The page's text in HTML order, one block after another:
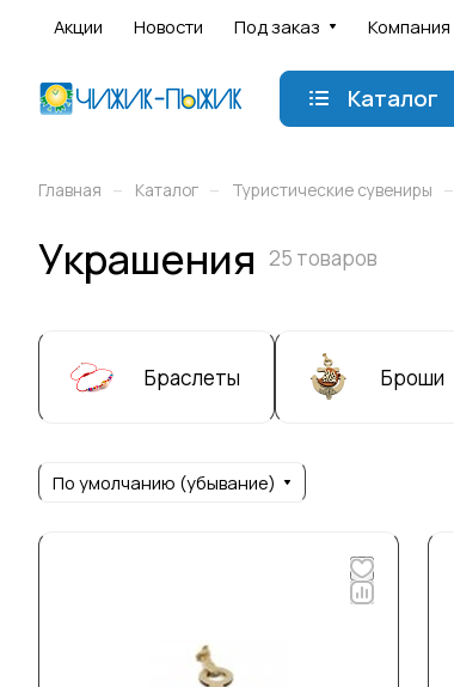
Акции Новости Под заказ Компания
Каталог
Главная – Каталог – Туристические сувениры –
Украшения 25 товаров
Браслеты Броши
По умолчанию (убывание)